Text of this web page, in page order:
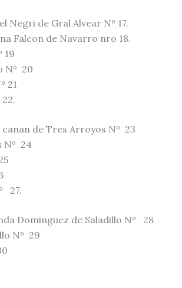
Negri de Gral Alvear Nº 17.
Falcon de Navarro nro 18.
19
Nº 20
21
de Tres Arroyos Nº 23
Nº 24
27.
Dominguez de Saladillo Nº 28
Nº 29